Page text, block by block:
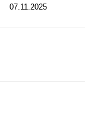
07.11.2025